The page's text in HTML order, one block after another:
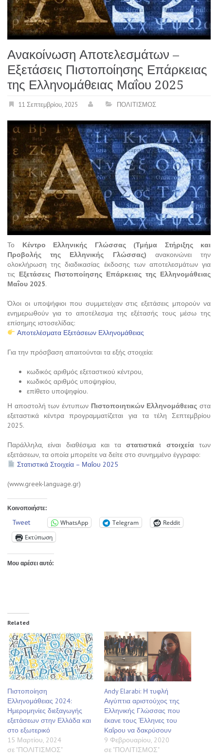
Ανακοίνωση Αποτελεσμάτων –
Εξετάσεις Πιστοποίησης Επάρκειας
της Ελληνομάθειας Μαΐου 2025
11 Σεπτεμβρίου, 2025 ΠΟΛΙΤΙΣΜΟΣ
Το Κέντρο Ελληνικής Γλώσσας (Τμήμα Στήριξης και
Προβολής της Ελληνικής Γλώσσας) ανακοινώνει την
ολοκλήρωση της διαδικασίας έκδοσης των αποτελεσμάτων για
τις Εξετάσεις Πιστοποίησης Επάρκειας της Ελληνομάθειας
Μαΐου 2025.
Όλοι οι υποψήφιοι που συμμετείχαν στις εξετάσεις μπορούν να
ενημερωθούν για το αποτέλεσμα της εξέτασής τους μέσω της
επίσημης ιστοσελίδας:
Αποτελέσματα Εξετάσεων Ελληνομάθειας
Για την πρόσβαση απαιτούνται τα εξής στοιχεία:
κωδικός αριθμός εξεταστικού κέντρου,
κωδικός αριθμός υποψηφίου,
επίθετο υποψηφίου.
Η αποστολή των έντυπων Πιστοποιητικών Ελληνομάθειας στα
εξεταστικά κέντρα προγραμματίζεται για τα τέλη Σεπτεμβρίου
2025.
Παράλληλα, είναι διαθέσιμα και ταστατιστικά στοιχείατων
εξετάσεων, τα οποία μπορείτε να δείτε στο συνημμένο έγγραφο:
Στατιστικά Στοιχεία – Μαΐου 2025
(www.greek-language.gr)
Κοινοποιήστε:
Tweet WhatsApp Telegram
Reddit
Εκτύπωση
Μου αρέσει αυτό:
Related
Πιστοποίηση
Ελληνομάθειας 2024:
Ημερομηνίες διεξαγωγής
εξετάσεων στην Ελλάδα και
στο εξωτερικό
15 Μαρτίου, 2024
σε "ΠΟΛΙΤΙΣΜΟΣ"
Andy Elarabi: Η τυφλή
Αιγύπτια αριστούχος της
Ελληνικής Γλώσσας που
έκανε τους Έλληνες του
Καΐρου να δακρύσουν
9 Φεβρουαρίου, 2020
σε "ΠΟΛΙΤΙΣΜΟΣ"